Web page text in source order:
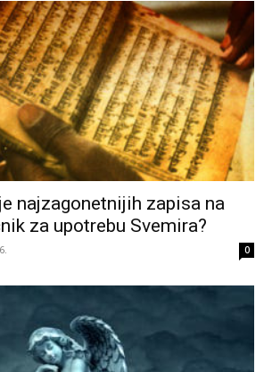
najzagonetnijih zapisa na
za upotrebu Svemira?
0